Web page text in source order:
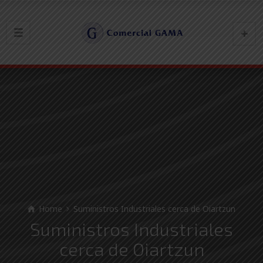
Home Suministros Industriales cerca de Oiartzun
Suministros Industriales
cerca de Oiartzun